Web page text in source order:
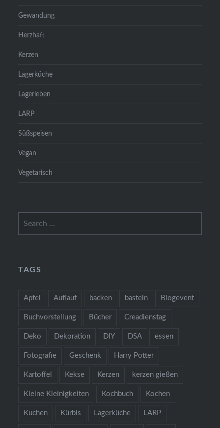
Gewandung
Herzhaft
Kerzen
Lagerküche
Lagerleben
LARP
Süßspeisen
Vegan
Vegetarisch
TAGS
Apfel Auflauf backen basteln Blogevent
Buchvorstellung Bücher Creadienstag
Deko Dekoration DIY DSA essen
Fotografie Geschenk Harry Potter
Kartoffel Kekse Kerzen kerzen gießen
Kleine Kleinigkeiten Kochbuch Kochen
Kuchen Kürbis Lagerküche LARP